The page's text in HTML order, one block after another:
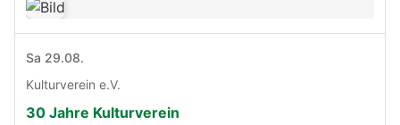
Sa 29.08.
Kulturverein e.V.
30 Jahre Kulturverein